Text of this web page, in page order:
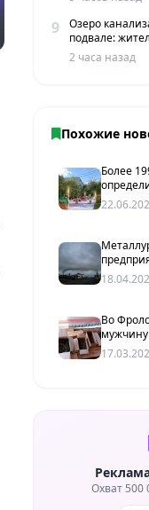
9
Озеро
подвале:
срочных мер
2 часа назад
Похожие
Более
воздуха
Во
Охват 500